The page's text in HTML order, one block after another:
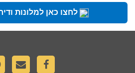
לחצו כאן למלונות